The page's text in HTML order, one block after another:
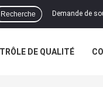
Demande de
Recherche
DE QUALITÉ